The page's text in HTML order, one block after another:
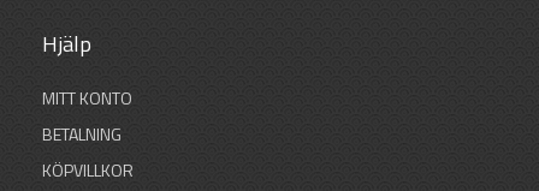
Hjälp
MITT KONTO
BETALNING
KÖPVILLKOR